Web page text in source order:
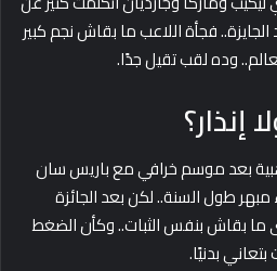
فجأة اللاعب ما بقاش نجم كبير
وده لقب تقيل جدًا.
إنذار؟
بعد موسم خرافي مع باريس سان
طول السنة.. لكن بعد الجائزة
ما بقاش بنفس الثبات.. وكأن الضغط
بدنيًا.